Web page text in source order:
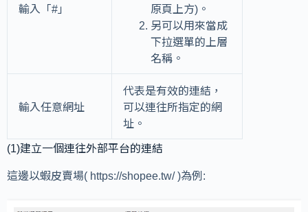
輸入「#」
原頁上方)。
另可以用來當成
下拉選單的上層
名稱。
輸入任意網址
代表是有效的連結，
可以連往所指定的網
址。
(1)建立一個連往外部平台的連結
這邊以蝦皮賣場( https://shopee.tw/ )為例: